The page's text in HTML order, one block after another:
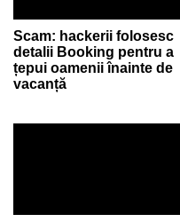
Scam: hackerii folosesc
detalii Booking pentru a
țepui oamenii înainte de
vacanță